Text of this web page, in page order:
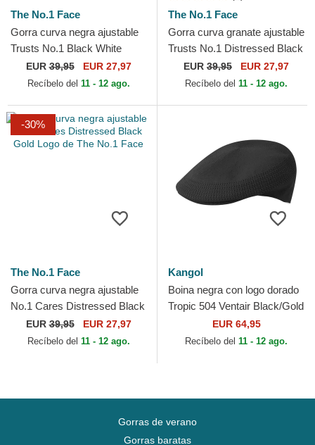
The No.1 Face
Gorra curva negra ajustable
Trusts No.1 Black White
Logo de The No.1 Face
EUR39,95 EUR 27,97
Recíbelo del 11 - 12 ago.
The No.1 Face
Gorra curva granate ajustable
Trusts No.1 Distressed Black
White Logo de The No.1 Face
EUR 39,95 EUR 27,97
Recíbelo del 11 - 12 ago.
-30%
The No.1 Face
Gorra curva negra ajustable
No.1 Cares Distressed Black
Gold Logo de The No.1 Face
EUR39,95 EUR 27,97
Recíbelo del 11 - 12 ago.
Kangol
Boina negra con logo dorado
Tropic 504 Ventair Black/Gold
de KangolEUR 64,95
Recíbelo del 11 - 12 ago.
Gorras de verano
Gorras baratas